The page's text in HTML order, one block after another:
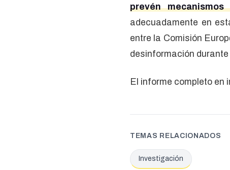
prevén
adecuadamente en
entre la Comisión
desinformación
El informe completo en
TEMAS RELACIONADOS
Investigación